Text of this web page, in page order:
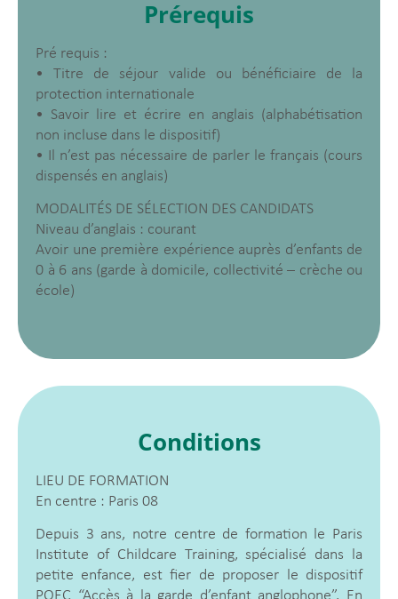
Prérequis
Pré requis :
• Titre de séjour valide ou bénéficiaire de la
protection internationale
• Savoir lire et écrire en anglais (alphabétisation
non incluse dans le dispositif)
• Il n’est pas nécessaire de parler le français (cours
dispensés en anglais)
MODALITÉS DE SÉLECTION DES CANDIDATS
Niveau d’anglais : courant
Avoir une première expérience auprès d’enfants de
0 à 6 ans (garde à domicile, collectivité – crèche ou
école)
Conditions
LIEU DE FORMATION
En centre : Paris 08
Depuis 3 ans, notre centre de formation le Paris
Institute of Childcare Training, spécialisé dans la
petite enfance, est fier de proposer le dispositif